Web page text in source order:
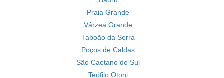
Praia Grande
Várzea Grande
Taboão da Serra
Poços de Caldas
São Caetano do Sul
Teófilo Otoni